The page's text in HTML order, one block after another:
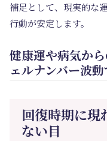
補足として、現実的な
行動が安定します。
健康運や病気か
ェルナンバー波
回復時期に現
ない目